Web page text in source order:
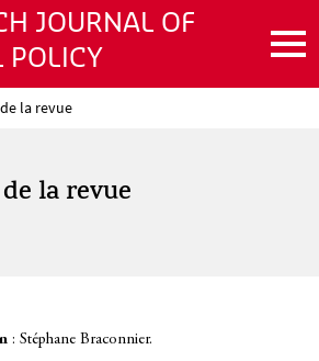
JOURNAL OF
POLICY
la revue
la revue
: Stéphane Braconnier.